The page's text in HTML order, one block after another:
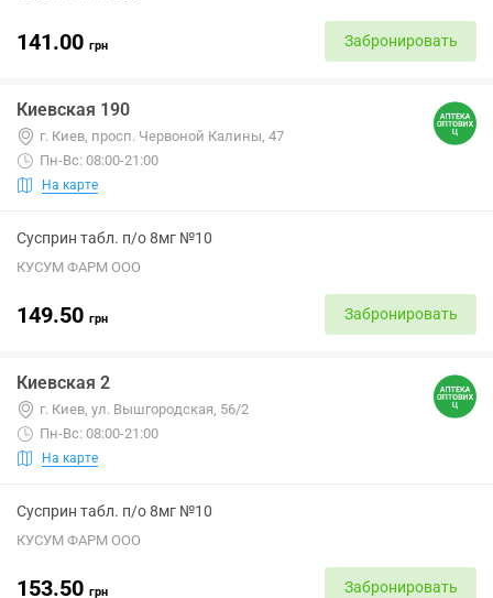
141.00 грн Забронировать
Киевская 190
г. Киев, просп. Червоной Калины, 47
Пн-Вс: 08:00-21:00
На карте
Сусприн табл. п/о 8мг №10
КУСУМ ФАРМ ООО
149.50 грн Забронировать
Киевская 2
г. Киев, ул. Вышгородская, 56/2
Пн-Вс: 08:00-21:00
На карте
Сусприн табл. п/о 8мг №10
КУСУМ ФАРМ ООО
153.50 грн Забронировать